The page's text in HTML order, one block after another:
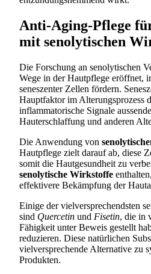
Anti-Aging-Pflege
mit senolytischen
Die Forschung an senolytischen
Wege in der Hautpflege eröffnet,
seneszenter Zellen fördern.
Hauptfaktor im Alterungsprozess
inflammatorische Signale
Hauterschlaffung und anderen
Die Anwendung von
Hautpflege zielt darauf ab, diese
somit die Hautgesundheit zu
senolytische Wirkstoffe
effektivere Bekämpfung der
Einige der vielversprechendsten
sind Quercetin und Fisetin, die in
Fähigkeit unter Beweis gestellt
reduzieren. Diese natürlichen
vielversprechende Alternative zu
Produkten.